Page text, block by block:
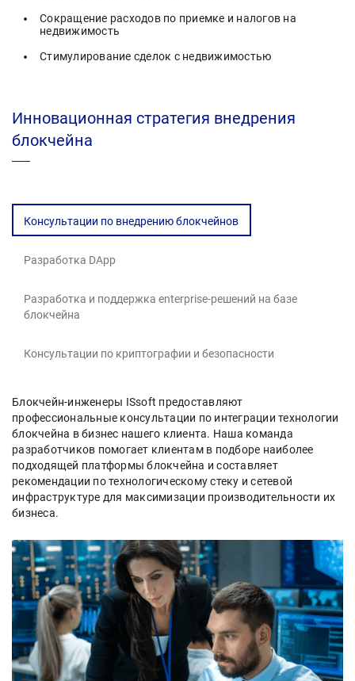
Сокращение расходов по приемке и налогов на
недвижимость
Стимулирование сделок с недвижимостью
Инновационная стратегия внедрения
блокчейна
Консультации по внедрению блокчейнов
Блокчейн-инженеры ISsoft предоставляют
профессиональные консультации по интеграции технологии
блокчейна в бизнес нашего клиента. Наша команда
разработчиков помогает клиентам в подборе наиболее
подходящей платформы блокчейна и составляет
рекомендации по технологическому стеку и сетевой
инфраструктуре для максимизации производительности их
бизнеса.
Разработка DApp
Разработка и поддержка enterprise-решений на базе
блокчейна
Консультации по криптографии и безопасности